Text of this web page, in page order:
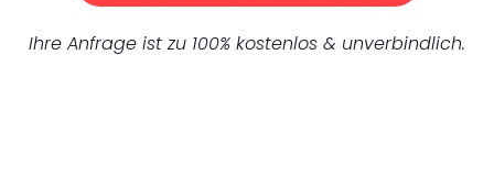
Ihre Anfrage ist zu 100% kostenlos & unverbindlich.